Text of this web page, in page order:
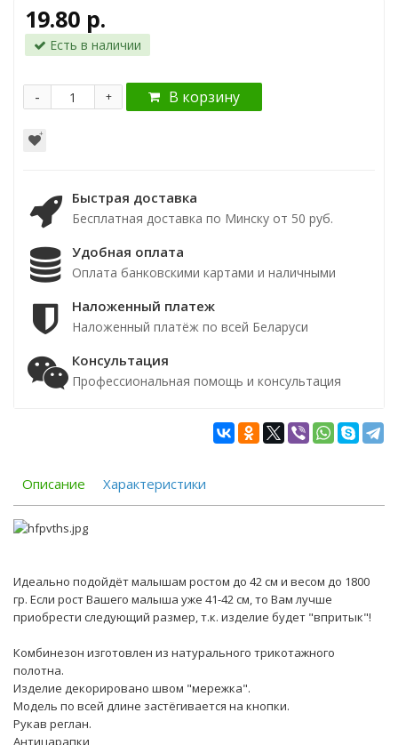
19.80 р.
Есть в наличии
+
- В корзину
Быстрая доставка
Бесплатная доставка по Минску от 50 руб.
Удобная оплата
Оплата банковскими картами и наличными
Наложенный платеж
Наложенный платёж по всей Беларуси
Консультация
Профессиональная помощь и консультация
Описание Характеристики
Идеально подойдёт малышам ростом до 42 см и весом до 1800
гр. Если рост Вашего малыша уже 41-42 см, то Вам лучше
приобрести следующий размер, т.к. изделие будет "впритык"!
Комбинезон изготовлен из натурального трикотажного
полотна.
Изделие декорировано швом "мережка".
Модель по всей длине застёгивается на кнопки.
Рукав реглан.
Антицарапки